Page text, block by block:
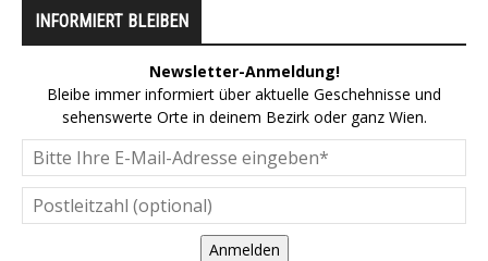
INFORMIERT BLEIBEN
Newsletter-Anmeldung!
Bleibe immer informiert über aktuelle Geschehnisse und
sehenswerte Orte in deinem Bezirk oder ganz Wien.
Anmelden